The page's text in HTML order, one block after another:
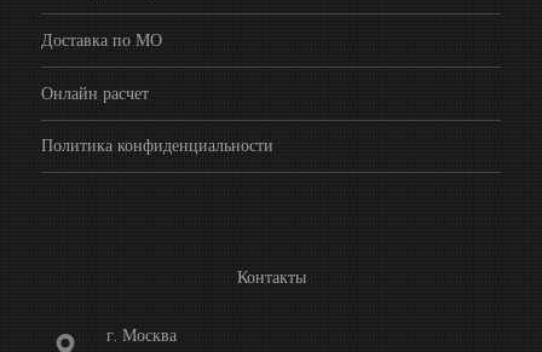
Доставка по МО
Онлайн расчет
Политика конфиденциальности
Контакты
г. Москва